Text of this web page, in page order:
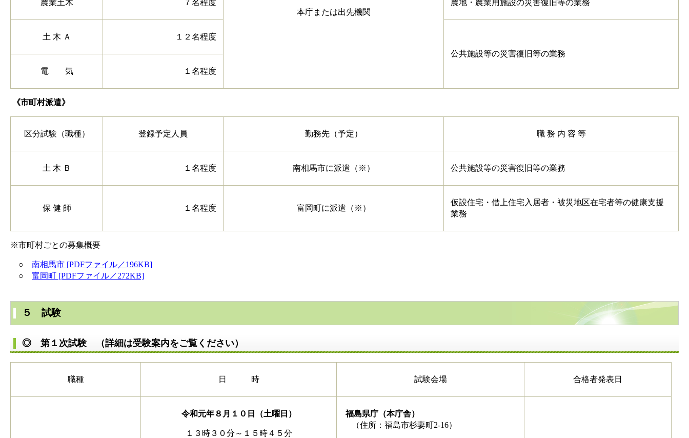
本庁または出先機関
農業土木 ７名程度 農地・農業用施設の災害復旧等の業務
土 木 Ａ
１２名程度
公共施設等の災害復旧等の業務
電 気
１名程度
《市町村派遣》
区分試験（職種） 登録予定人員 勤務先（予定） 職 務 内 容 等
土 木 Ｂ １名程度 南相馬市に派遣（※） 公共施設等の災害復旧等の業務
保 健 師 １名程度 富岡町に派遣（※）
仮設住宅・借上住宅入居者・被災地区在宅者等の健康支援
業務
※市町村ごとの募集概要
○ 南相馬市 [PDFファイル／196KB]
○ 富岡町 [PDFファイル／272KB]
５ 試験
◎ 第１次試験 （詳細は受験案内をご覧ください）
職種 日 時 試験会場 合格者発表日
令和元年８月１０日（土曜日）
１３時３０分～１５時４５分
福島県庁（本庁舎）
（住所：福島市杉妻町2-16）